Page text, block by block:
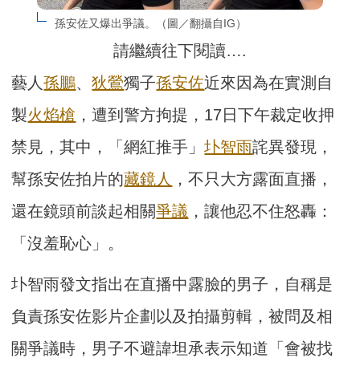
孫安佐又爆出爭議。（圖／翻攝自IG）
請繼續往下閱讀….
藝人孫鵬、狄鶯獨子孫安佐近來因為在實測自
製火焰槍 ，遭到警方拘提，17日下午裁定收押
禁見，其中，「網紅推手」圤智雨詫異發現，
幫孫安佐拍片的藏鏡人 ，不只大方露面直播，
還在鏡頭前談起相關爭議 ，讓他忍不住怒轟：
「沒羞恥心」。
圤智雨發文指出在直播中露臉的男子，自稱是
負責孫安佐影片企劃以及拍攝剪輯，被問及相
關爭議時，男子不避諱坦承表示知道「會被找